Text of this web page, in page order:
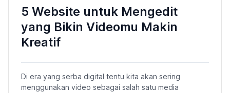
5 Website untuk Mengedit
yang Bikin Videomu Makin
Kreatif
Di era yang serba digital tentu kita akan sering
menggunakan video sebagai salah satu media